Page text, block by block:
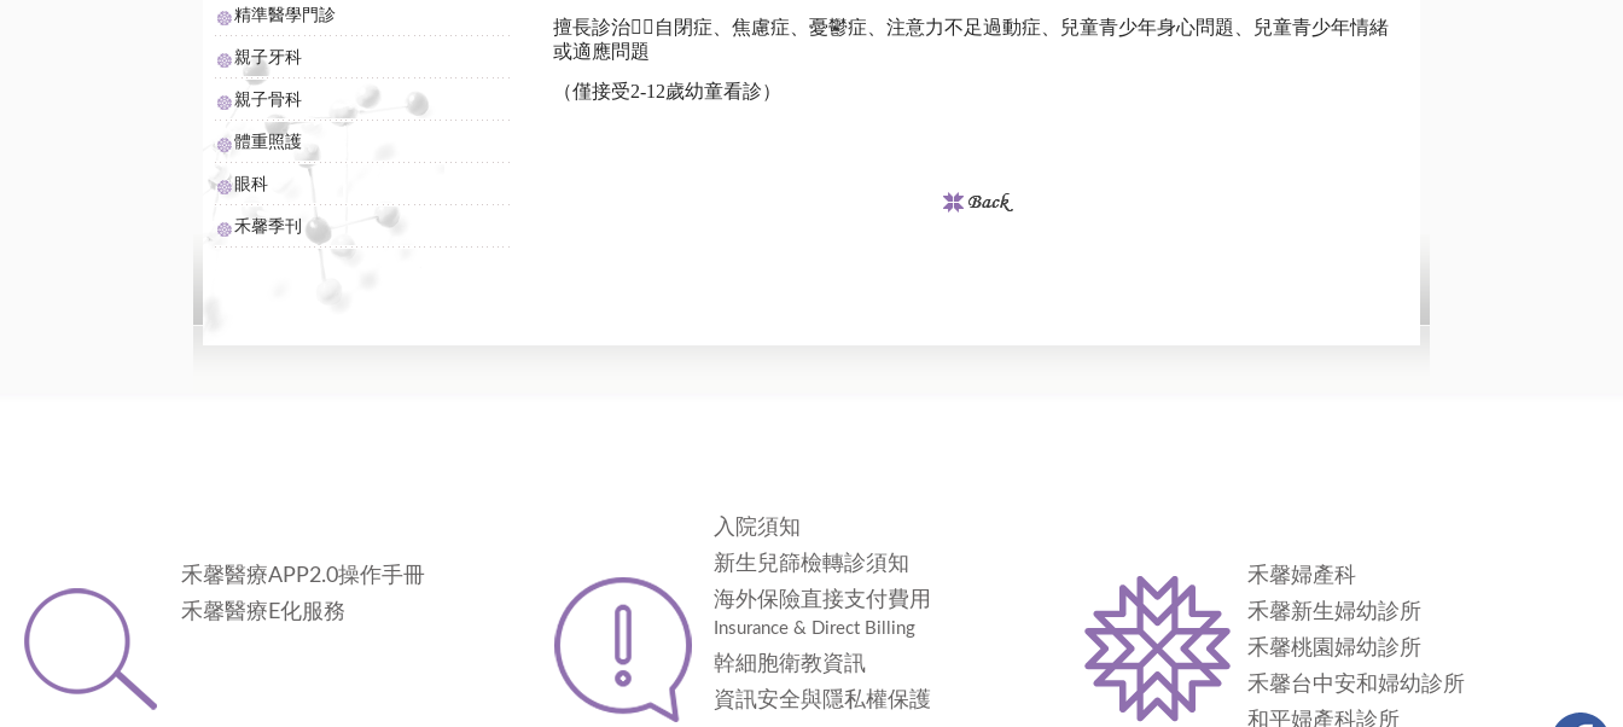
精準醫學門診
親子牙科
親子骨科
體重照護
眼科
禾馨季刊
擅長診治👉🏻自閉症、焦慮症、憂鬱症、注意力不足過動症、兒童青少年身心問題、兒童青少年情緒
或適應問題
（僅接受2-12歲幼童看診）
禾馨醫療APP2.0操作手冊
禾馨醫療E化服務
入院須知
新生兒篩檢轉診須知
海外保險直接支付費用
Insurance & Direct Billing
幹細胞衛教資訊
資訊安全與隱私權保護
禾馨婦產科
禾馨新生婦幼診所
禾馨桃園婦幼診所
禾馨台中安和婦幼診所
和平婦產科診所